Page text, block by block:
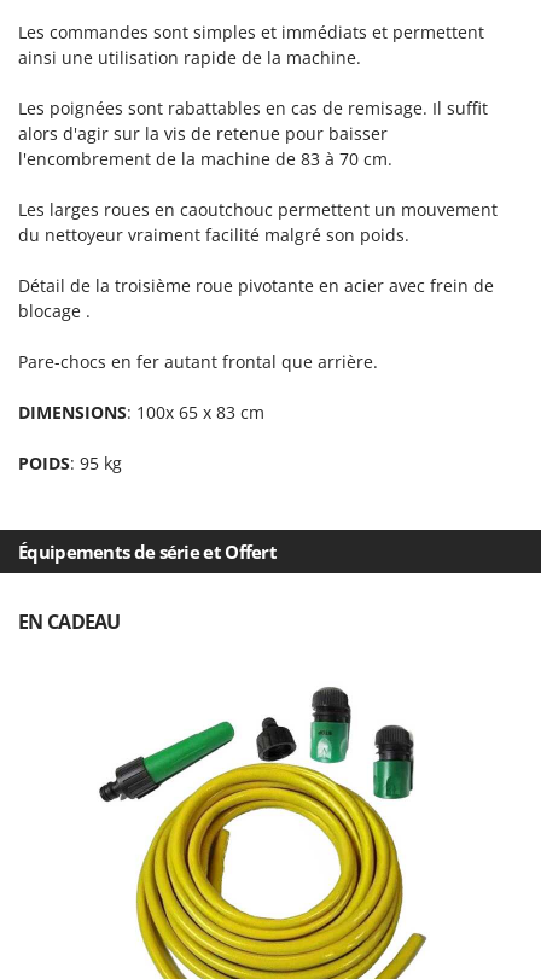
River Systems
Rossofuoco
Rover Pompe
Ryobi
S
S.T.P.
Schnitzer
Seven Italy
Simatech
Skil
Solidur
Spice Electronics
Spiralmac
Spring Protezione
Les commandes sont simples et immédiats et permettent
ainsi une utilisation rapide de la machine.
Les poignées sont rabattables en cas de remisage. Il suffit
alors d'agir sur la vis de retenue pour baisser
l'encombrement de la machine de 83 à 70 cm.
Les larges roues en caoutchouc permettent un mouvement
du nettoyeur vraiment facilité malgré son poids.
Détail de la troisième roue pivotante en acier avec frein de
blocage .
Pare-chocs en fer autant frontal que arrière.
DIMENSIONS: 100x 65 x 83 cm
POIDS: 95 kg
Équipements de série et Offert
EN CADEAU